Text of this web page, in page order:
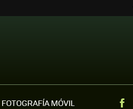
FOTOGRAFÍA MÓVIL